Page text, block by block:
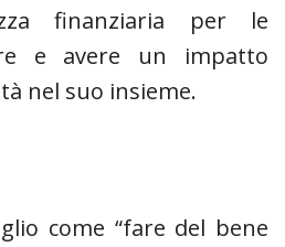
finanziaria per le
e avere un impatto
nel suo insieme.
come “fare del bene